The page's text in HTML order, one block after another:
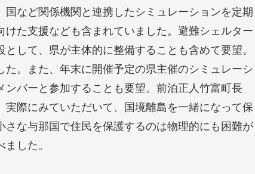
など関係機関と連携したシミュレーションを定期
た支援なども含まれていました。避難シェルター
して、県が主体的に整備することも含めて要望。
。また、年末に開催予定の県主催のシミュレーシ
バーと参加することも要望。前泊正人竹富町長
際にみていただいて、国境離島を一緒になって保
な与那国で住民を保護するのは物理的にも困難が
した。